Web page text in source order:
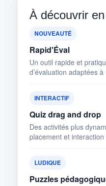
À découvrir
NOUVEAUTÉ
Rapid'Éval
Un outil rapide et
d’évaluation adaptées à
INTERACTIF
Quiz drag and drop
Des activités plus
placement et interaction
LUDIQUE
Puzzles